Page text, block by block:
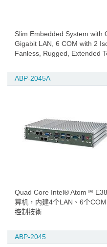
Slim Embedded System with
Gigabit LAN, 6 COM with 2
Fanless, Rugged, Extended
ABP-2045A
Quad Core Intel® Atom™
算机，内建4个LAN、6个
控制技術
ABP-2045